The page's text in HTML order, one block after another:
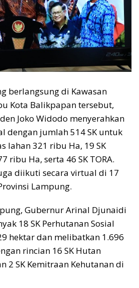
berlangsung di Kawasan
Kota Balikpapan tersebut,
Joko Widodo menyerahkan
dengan jumlah 514 SK untuk
lahan 321 ribu Ha, 19 SK
ribu Ha, serta 46 SK TORA.
diikuti secara virtual di 17
Lampung.
Gubernur Arinal Djunaidi
18 SK Perhutanan Sosial
hektar dan melibatkan 1.696
rincian 16 SK Hutan
2 SK Kemitraan Kehutanan di